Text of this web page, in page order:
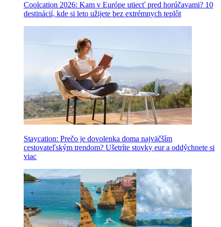
Coolcation 2026: Kam v Európe utiecť pred horúčavami? 10
destinácií, kde si leto užijete bez extrémnych teplôt
Staycation: Prečo je dovolenka doma najväčším
cestovateľským trendom? Ušetríte stovky eur a oddýchnete si
viac